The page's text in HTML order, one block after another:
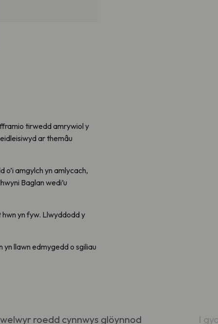
tirwedd amrywiol y
ar themâu
amgylch yn amlycach,
Baglan wedi’u
yn fyw. Llwyddodd y
llawn edmygedd o sgiliau
roedd cynnwys glöynnod
I